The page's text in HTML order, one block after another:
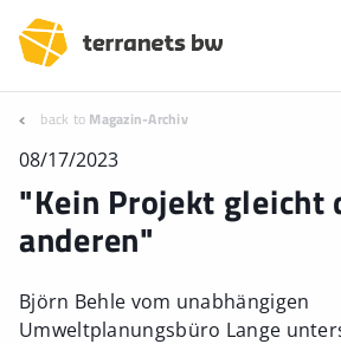
back to Magazin-Archiv
08/17/2023
"Kein Projekt gleicht
anderen"
Björn Behle vom unabhängigen
Umweltplanungsbüro Lange